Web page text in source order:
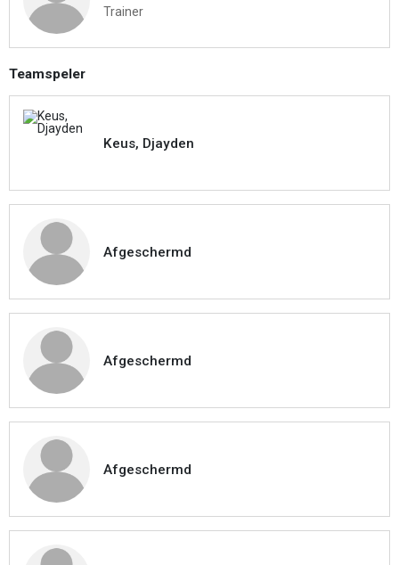
Trainer
Teamspeler
Keus, Djayden
Afgeschermd
Afgeschermd
Afgeschermd